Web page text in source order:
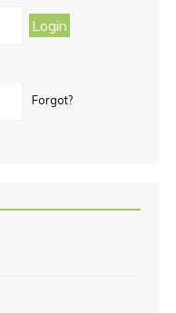
Forgot?